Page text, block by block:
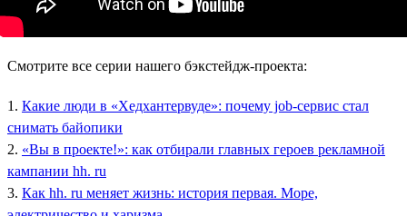
Смотрите все серии нашего бэкстейдж-проекта:
1. Какие люди в «Хедхантервуде»: почему job-сервис стал
снимать байопики
2. «Вы в проекте!»: как отбирали главных героев рекламной
кампании hh. ru
3. Как hh. ru меняет жизнь: история первая. Море,